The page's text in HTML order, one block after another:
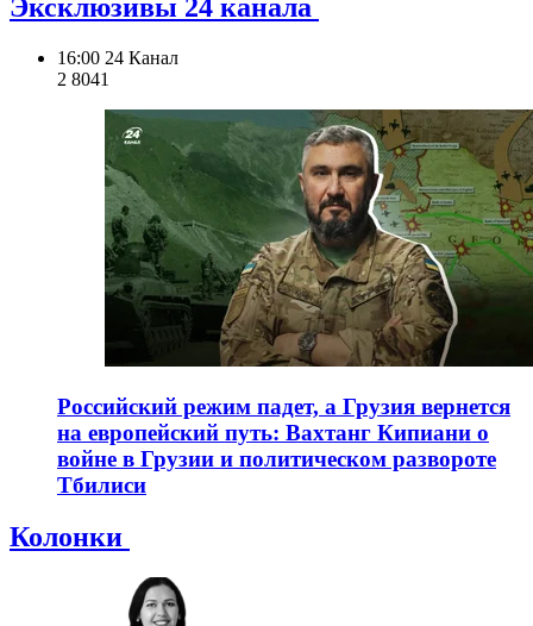
Эксклюзивы 24 канала
16:00 24 Канал
2 8041
Российский режим падет, а Грузия вернется
на европейский путь: Вахтанг Кипиани о
войне в Грузии и политическом развороте
Тбилиси
Колонки